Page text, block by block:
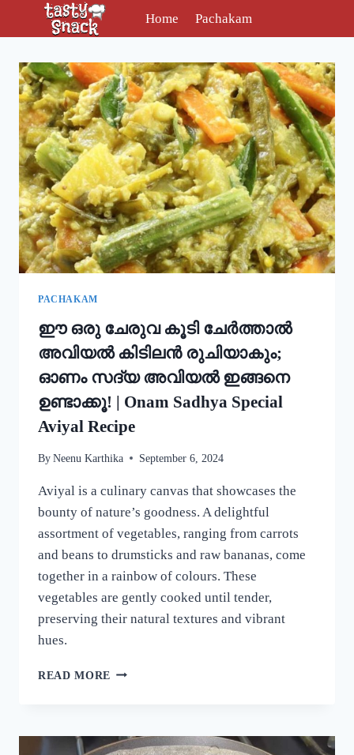
Home Pachakam
PACHAKAM
ഈ ഒരു ചേരുവ കൂടി ചേർത്താൽ
അവിയൽ കിടിലൻ രുചിയാകും;
ഓണം സദ്യ അവിയൽ ഇങ്ങനെ
ഉണ്ടാക്കൂ! | Onam Sadhya Special
Aviyal Recipe
By Neenu Karthika September 6, 2024
Aviyal is a culinary canvas that showcases the
bounty of nature’s goodness. A delightful
assortment of vegetables, ranging from carrots
and beans to drumsticks and raw bananas, come
together in a rainbow of colours. These
vegetables are gently cooked until tender,
preserving their natural textures and vibrant
hues.
READ MORE ഈ
ചേർത്താൽ